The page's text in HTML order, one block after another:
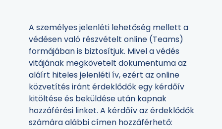
A személyes jelenléti lehetőség mellett a
védésen való részvételt online (Teams)
formájában is biztosítjuk. Mivel a védés
vitájának megkövetelt dokumentuma az
aláírt hiteles jelenléti ív, ezért az online
közvetítés iránt érdeklődők egy kérdőív
kitöltése és beküldése után kapnak
hozzáférési linket. A kérdőív az érdeklődők
számára alábbi címen hozzáférhető: